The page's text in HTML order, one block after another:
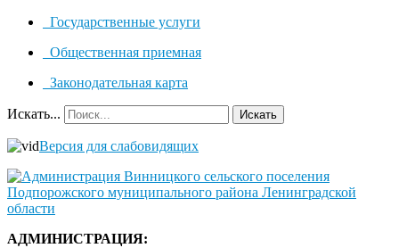
Государственные услуги
Общественная приемная
Законодательная карта
Искать... Искать
Версия для слабовидящих
АДМИНИСТРАЦИЯ: